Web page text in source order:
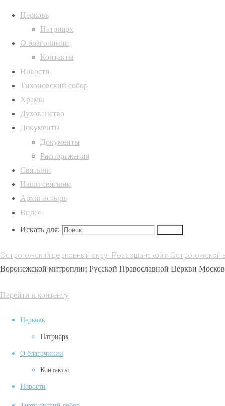
Церковь
Патриарх
О благочинии
Контакты
Новости
Тихоновский собор
Храмы
Духовенство
Документы
Документы
Распоряжения
Святыни
Наши святыни
Архипастырь
Видео
Искать для:
Острогожский церковный округ Россошанской и Острогожской
Воронежской митроплии Русской Православной Церкви
Перейти к контенту
Церковь
Патриарх
О благочинии
Контакты
Новости
литургия в
Казанском
храме с.
Коротояк
литургия в